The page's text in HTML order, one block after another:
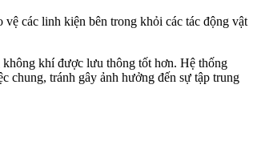
các linh kiện bên trong khỏi các tác động vật
khí được lưu thông tốt hơn. Hệ thống
chung, tránh gây ảnh hưởng đến sự tập trung